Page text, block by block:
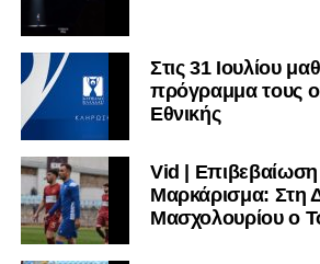
Στις 31 Ιουλίου
πρόγραμμα τους
Εθνικής
Vid | Επιβεβαίωση
Μαρκάρισμα: Στη
Μασχολουρίου ο